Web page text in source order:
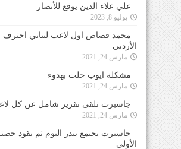
علي علاء الدين يوقع للأنصار
يوليو 8, 2023
محمد قصاص اول لاعب لبناني احترف
الأردني
مارس 24, 2021
مشكلة ايوب حلت بهدوء
مارس 24, 2021
جاسبرت تلقى تقرير شامل عن كل
مارس 24, 2021
جاسبرت يجتمع ببدر اليوم ثم يقود حصته
الأولى